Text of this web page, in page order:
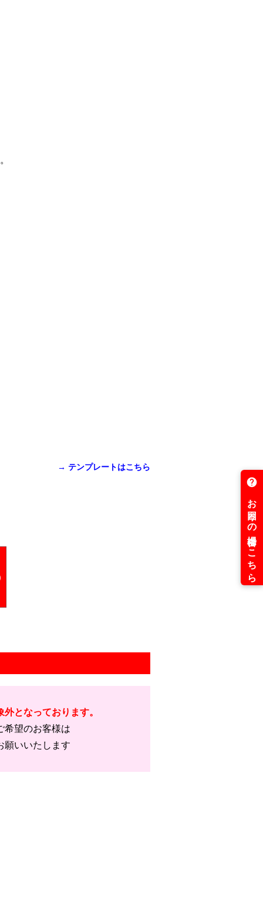
→ テンプレートはこちら
となっております。
希望のお客様は
願いいたします